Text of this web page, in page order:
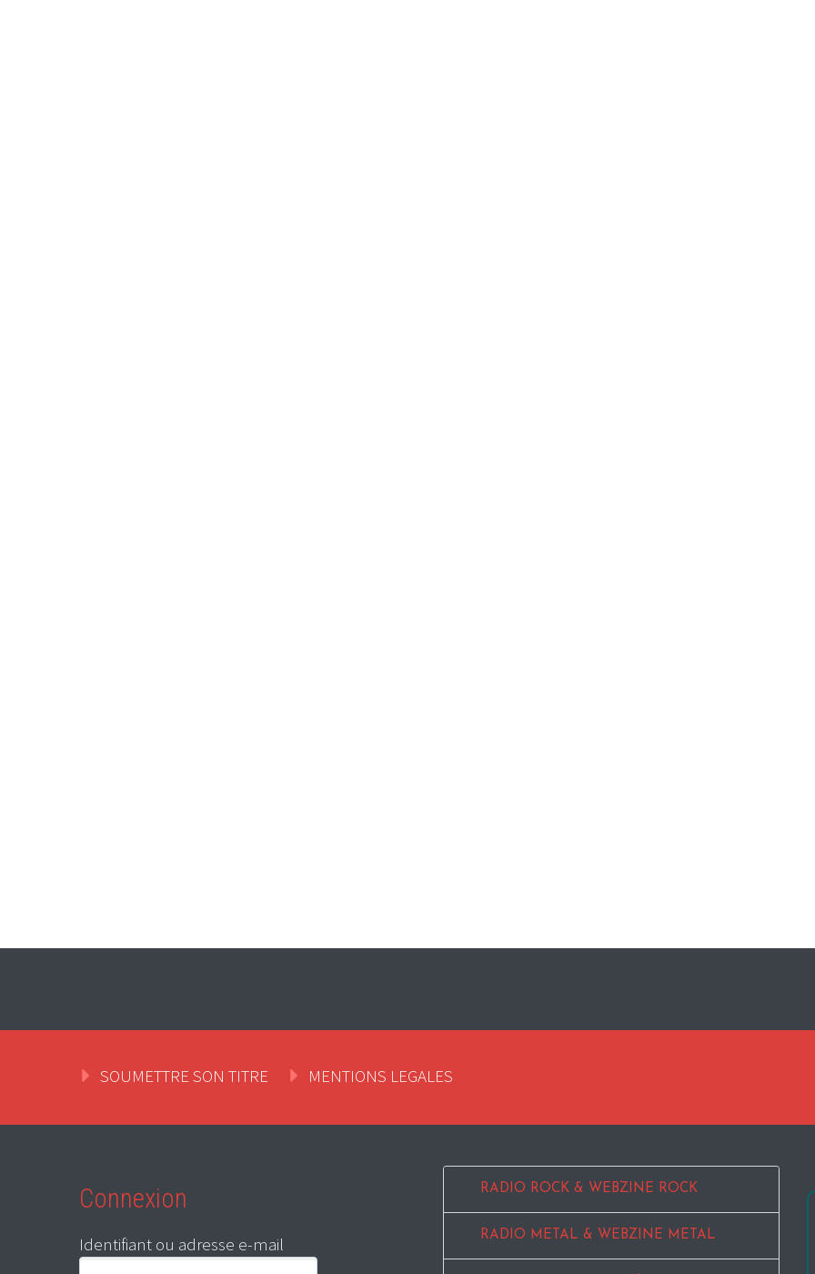
SOUMETTRE SON TITRE MENTIONS LEGALES
Connexion
Identifiant ou adresse e-mail
RADIO ROCK & WEBZINE ROCK
RADIO METAL & WEBZINE METAL